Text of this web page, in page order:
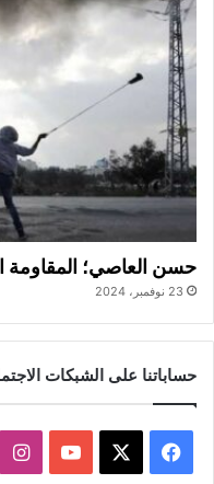
حسن العاصي؛ المقاومة
23 نوفمبر، 2024
حساباتنا على الشبكات
فيسبوك